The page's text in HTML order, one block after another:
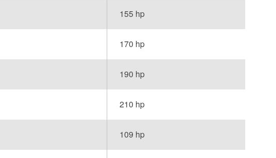
155 hp
170 hp
190 hp
210 hp
109 hp